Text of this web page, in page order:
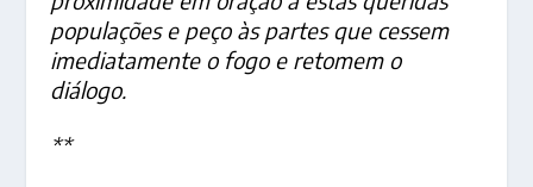
populações e peço às partes que cessem
imediatamente o fogo e retomem o
diálogo.
**